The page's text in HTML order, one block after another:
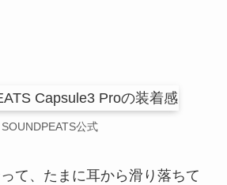
SOUNDPEATS公式
て、たまに耳から滑り落ちて